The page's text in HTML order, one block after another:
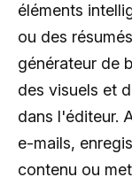
éléments
ou des
générateur de
des visuels et
dans l'éditeur.
e-mails,
contenu ou